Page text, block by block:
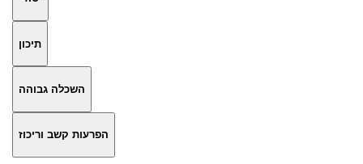
תיכון
השכלה גבוהה
הפרעות קשב וריכוז